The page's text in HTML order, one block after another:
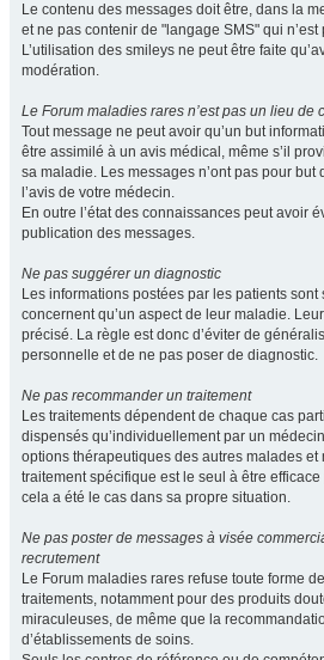
Le contenu des messages doit être, dans la
et ne pas contenir de "langage SMS" qui
L’utilisation des smileys ne peut être faite
modération.
Le Forum maladies rares n’est pas un lieu de
Tout message ne peut avoir qu’un but
être assimilé à un avis médical, même s’il
sa maladie. Les messages n’ont pas pour
l’avis de votre médecin.
En outre l’état des connaissances peut avoir
publication des messages.
Ne pas suggérer un diagnostic
Les informations postées par les patients
concernent qu’un aspect de leur maladie.
précisé. La règle est donc d’éviter de
personnelle et de ne pas poser de diagnostic.
Ne pas recommander un traitement
Les traitements dépendent de chaque cas
dispensés qu’individuellement par un
options thérapeutiques des autres malades et
traitement spécifique est le seul à être
cela a été le cas dans sa propre situation.
Ne pas poster de messages à visée
recrutement
Le Forum maladies rares refuse toute forme
traitements, notamment pour des produits
miraculeuses, de même que la
d’établissements de soins.